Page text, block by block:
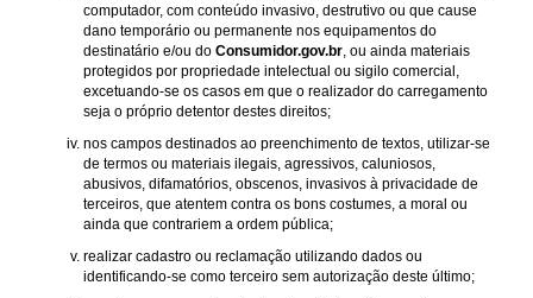
computador, com conteúdo invasivo, destrutivo ou que cause
dano temporário ou permanente nos equipamentos do
destinatário e/ou do Consumidor.gov.br , ou ainda materiais
protegidos por propriedade intelectual ou sigilo comercial,
excetuando-se os casos em que o realizador do carregamento
seja o próprio detentor destes direitos;
nos campos destinados ao preenchimento de textos, utilizar-se
de termos ou materiais ilegais, agressivos, caluniosos,
abusivos, difamatórios, obscenos, invasivos à privacidade de
terceiros, que atentem contra os bons costumes, a moral ou
ainda que contrariem a ordem pública;
realizar cadastro ou reclamação utilizando dados ou
identificando-se como terceiro sem autorização deste último;